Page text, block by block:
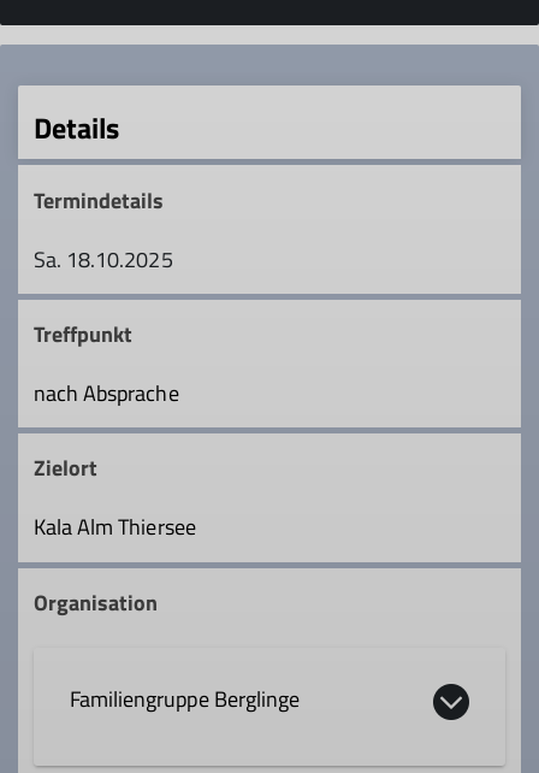
Details
Termindetails
Sa. 18.10.2025
Treffpunkt
nach Absprache
Zielort
Kala Alm Thiersee
Organisation
Familiengruppe Berglinge